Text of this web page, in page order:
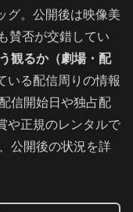
グ。公開後は映像美
賛否が交錯してい
観るか（劇場・配
いる配信周りの情報
信開始日や独占配
や正規のレンタルで
公開後の状況を詳